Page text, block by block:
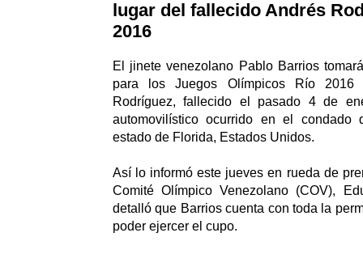
lugar del fallecido Andrés
2016
El jinete venezolano Pablo Barrios
para los Juegos Olímpicos Río 2016
Rodríguez, fallecido el pasado 4 de
automovilístico ocurrido en el condado
estado de Florida, Estados Unidos.
Así lo informó este jueves en rueda de
Comité Olímpico Venezolano (COV),
detalló que Barrios cuenta con toda la
poder ejercer el cupo.